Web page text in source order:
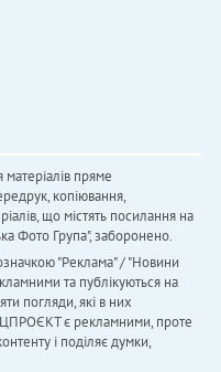
матеріалів пряме
копіювання,
що містять посилання на
Фото Група", заборонено.
"Реклама" / "Новини
та публікуються на
погляди, які в них
є рекламними, проте
і поділяє думки,